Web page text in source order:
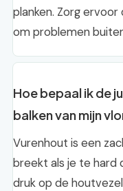
planken. Zorg
om problemen
Hoe bepaal ik de
balken van mijn
Vurenhout is een
breekt als je te hard
druk op de